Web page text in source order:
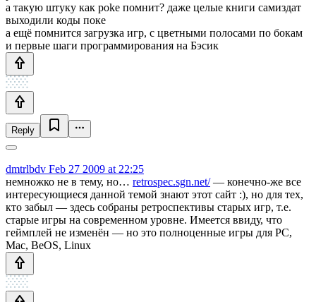
а такую штуку как poke помнит? даже целые книги самиздат
выходили коды поке
а ещё помнится загрузка игр, с цветными полосами по бокам
и первые шаги программирования на Бэсик
Reply
dmtrlbdv Feb 27 2009 at 22:25
немножко не в тему, но… retrospec.sgn.net/— конечно-же все
интересующиеся данной темой знают этот сайт :), но для тех,
кто забыл — здесь собраны ретроспективы старых игр, т.е.
старые игры на современном уровне. Имеется ввиду, что
геймплей не изменён — но это полноценные игры для PC,
Mac, BeOS, Linux